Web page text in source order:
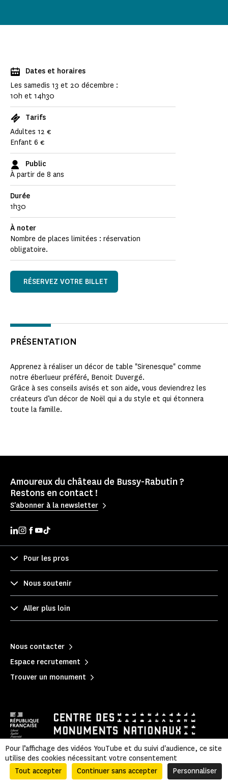
Dates et horaires
Les samedis 13 et 20 décembre :
10h et 14h30
Tarifs
Adultes 12 €
Enfant 6 €
Public
À partir de 8 ans
Durée
1h30
À noter
Nombre de places limitées : réservation
obligatoire.
RÉSERVEZ VOTRE BILLET
PRÉSENTATION
Apprenez à réaliser un décor de table "Sirenesque" comme
notre éberlueur préféré, Benoit Duvergé.
Grâce à ses conseils avisés et son aide, vous deviendrez les
créateurs d’un décor de Noël qui a du style et qui étonnera
toute la famille.
Amoureux du château de Bussy-Rabutin ?
Restons en contact !
S'abonner à la newsletter
Pour les pros
Nous soutenir
Aller plus loin
Nous contacter
Espace recrutement
Trouver un monument
Politique de confidentialité | Mentions légales
|
Informations légales et administratives
| Accessibilité | Plan du site
Pour l’affichage des vidéos YouTube et du suivi d'audience, ce site
utilise des cookies nécessitant votre consentement
Tout accepter
Continuer sans accepter Personnaliser